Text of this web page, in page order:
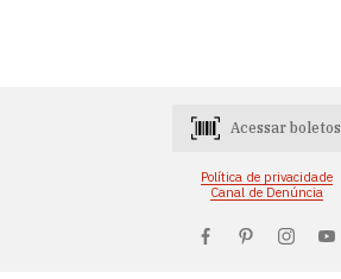
Acessar boletos
Política de privacidade
Canal de Denúncia